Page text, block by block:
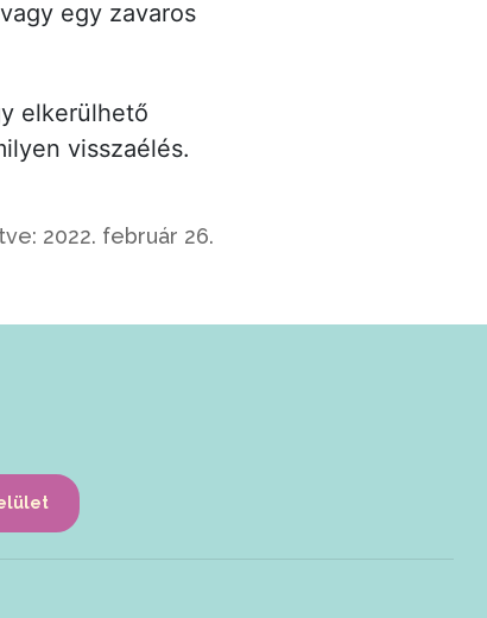
egy zavaros
elkerülhető
visszaélés.
2022. február 26.